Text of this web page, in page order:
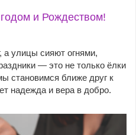
и Рождеством!
а улицы сияют огнями,
— это не только ёлки
становимся ближе друг к
надежда и вера в добро.